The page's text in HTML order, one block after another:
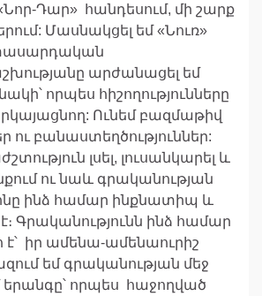
Դար» հանդեսում, մի շարք
Մասնակցել եմ «Նուռ»
արժանացել եմ
որպես հիշողությունները
Ունեմ բազմաթիվ
բանաստեղծություններ:
լսել, լուսանկարել և
ու նաև գրականության
ինձ համար ինքնատիպ և
է։ Գրականությունն ինձ համար
է՝ իր ամենա-ամենաուրիշ
եմ գրականության մեջ
երանգը՝ որպես հաջողված